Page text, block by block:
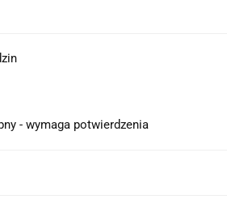
- wymaga potwierdzenia